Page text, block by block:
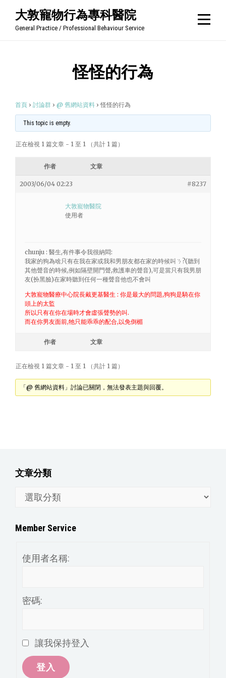
大敦寵物行為專科醫院
General Practice / Professional Behaviour Service
怪怪的行為
首頁 › 討論群 › @ 舊網站資料 › 怪怪的行為
This topic is empty.
正在檢視 1 篇文章 - 1 至 1 （共計 1 篇）
作者 文章
2003/06/04 02:23 #8237
大敦寵物醫院
使用者
chunju : 醫生,有件事令我很納悶:
我家的狗為啥只有在我在家或我和男朋友都在家的時候叫ㄋ?(聽到
其他聲音的時候,例如隔壁開門聲,救護車的聲音),可是當只有我男朋
友(扮黑臉)在家時聽到任何一種聲音他也不會叫
大敦寵物醫療中心院長戴更基醫生 : 你是最大的問題,狗狗是騎在你
頭上的太監
所以只有在你在場時才會虛張聲勢的叫.
而在你男友面前,牠只能乖乖的配合,以免倒楣
作者 文章
正在檢視 1 篇文章 - 1 至 1 （共計 1 篇）
「@ 舊網站資料」討論已關閉，無法發表主題與回覆。
文章分類
分
Member Service
使用者名稱:
密碼:
讓我保持登入
登入